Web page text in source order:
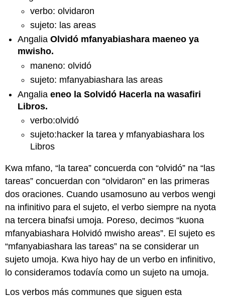
verbo: olvidaron
sujeto: las areas
AngaliaOlvidó mfanyabiashara maeneo ya
mwisho.
maneno: olvidó
sujeto: mfanyabiashara las areas
Angaliaeneo la Solvidó Hacerla na wasafiri
Libros.
verbo:olvidó
sujeto:hacker la tarea y mfanyabiashara los
Libros
Kwa mfano, “la tarea” concuerda con “olvidó” na “las
tareas” concuerdan con “olvidaron” en las primeras
dos oraciones. Cuando usamosuno au verbos wengi
na infinitivo para el sujeto, el verbo siempre na nyota
na tercera binafsi umoja. Poreso, decimos “kuona
mfanyabiashara Holvidó mwisho areas”. El sujeto es
“mfanyabiashara las tareas” na se considerar un
sujeto umoja. Kwa hiyo hay de un verbo en infinitivo,
lo consideramos todavía como un sujeto na umoja.
Los verbos más communes que siguen esta